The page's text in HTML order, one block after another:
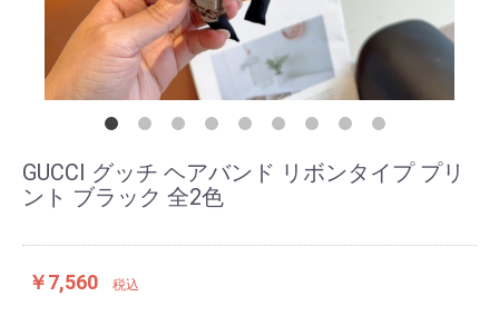
GUCCI グッチ ヘアバンド リボンタイプ プリ
ント ブラック 全2色
￥7,560 税込